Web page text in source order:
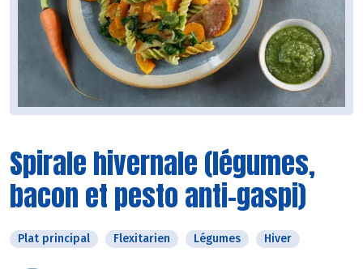
Spirale hivernale (légumes,
bacon et pesto anti-gaspi)
Plat principal Flexitarien Légumes Hiver